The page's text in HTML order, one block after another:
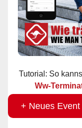
Tutorial: So
Ww-
+ Neues